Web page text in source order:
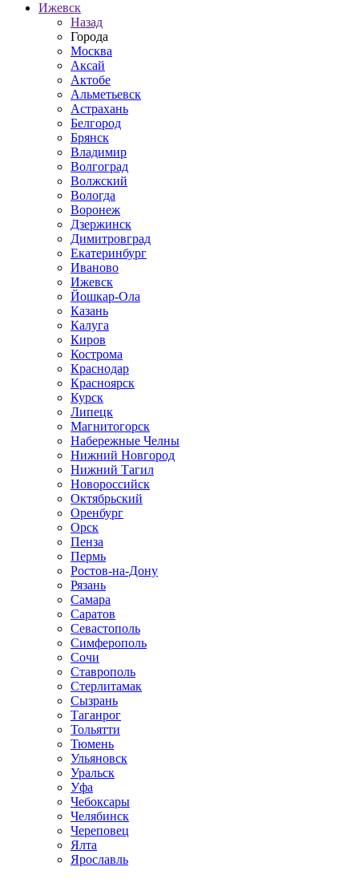
Ижевск
Назад
Города
Москва
Аксай
Актобе
Альметьевск
Астрахань
Белгород
Брянск
Владимир
Волгоград
Волжский
Вологда
Воронеж
Дзержинск
Димитровград
Екатеринбург
Иваново
Ижевск
Йошкар-Ола
Казань
Калуга
Киров
Кострома
Краснодар
Красноярск
Курск
Липецк
Магнитогорск
Набережные Челны
Нижний Новгород
Нижний Тагил
Новороссийск
Октябрьский
Оренбург
Орск
Пенза
Пермь
Ростов-на-Дону
Рязань
Самара
Саратов
Севастополь
Симферополь
Сочи
Ставрополь
Стерлитамак
Сызрань
Таганрог
Тольятти
Тюмень
Ульяновск
Уральск
Уфа
Чебоксары
Челябинск
Череповец
Ялта
Ярославль